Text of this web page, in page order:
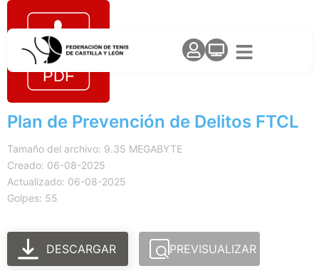
Plan de Prevención de Delitos FTCL
Tamaño del archivo: 9.35 MEGABYTE
Creado: 06-08-2025
Actualizado: 06-08-2025
Golpes: 55
DESCARGAR PREVISUALIZAR